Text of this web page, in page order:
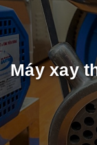
Máy xay
MÁY SẤY
CẨM NANG
THIẾT BỊ NHÀ
THIẾT BỊ NHÀ